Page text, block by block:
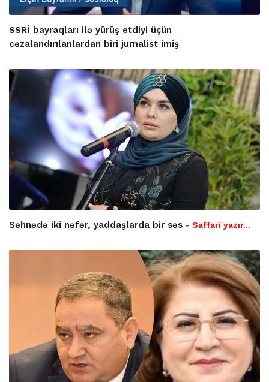
SSRİ bayraqları ilə yürüş etdiyi üçün
cəzalandırılanlardan biri jurnalist imiş
Səhnədə iki nəfər, yaddaşlarda bir səs - Saffari yazır…